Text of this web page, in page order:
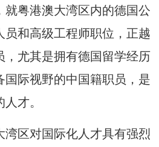
粤港澳大湾区内的德国公
员和高级工程师职位，正越
，尤其是拥有德国留学经历
国际视野的中国籍职员，是
才。
区对国际化人才具有强烈